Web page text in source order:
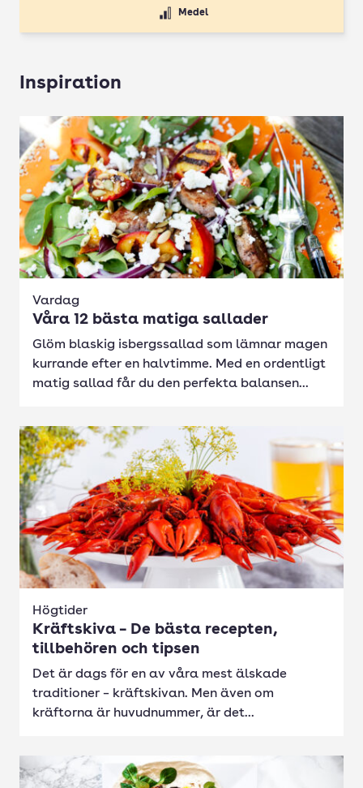
Medel
Inspiration
Vardag
Våra 12 bästa matiga sallader
Glöm blaskig isbergssallad som lämnar magen
kurrande efter en halvtimme. Med en ordentligt
matig sallad får du den perfekta balansen...
Högtider
Kräftskiva – De bästa recepten,
tillbehören och tipsen
Det är dags för en av våra mest älskade
traditioner – kräftskivan. Men även om
kräftorna är huvudnummer, är det...